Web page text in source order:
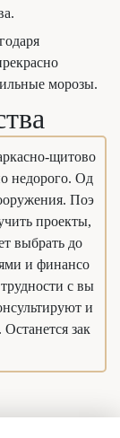
морозы.
щитово
недорого. Од
Поэ
проекты,
выбрать до
и финансо
с вы
и
зак